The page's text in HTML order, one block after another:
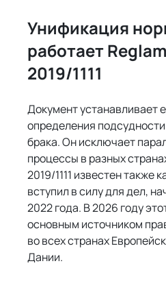
Унификация
работает
2019/1111
Документ устанавливает
определения
брака. Он исключает
процессы в разных
2019/1111 известен также
вступил в силу для дел,
2022 года. В 2026 году
основным источником
во всех странах
Дании.